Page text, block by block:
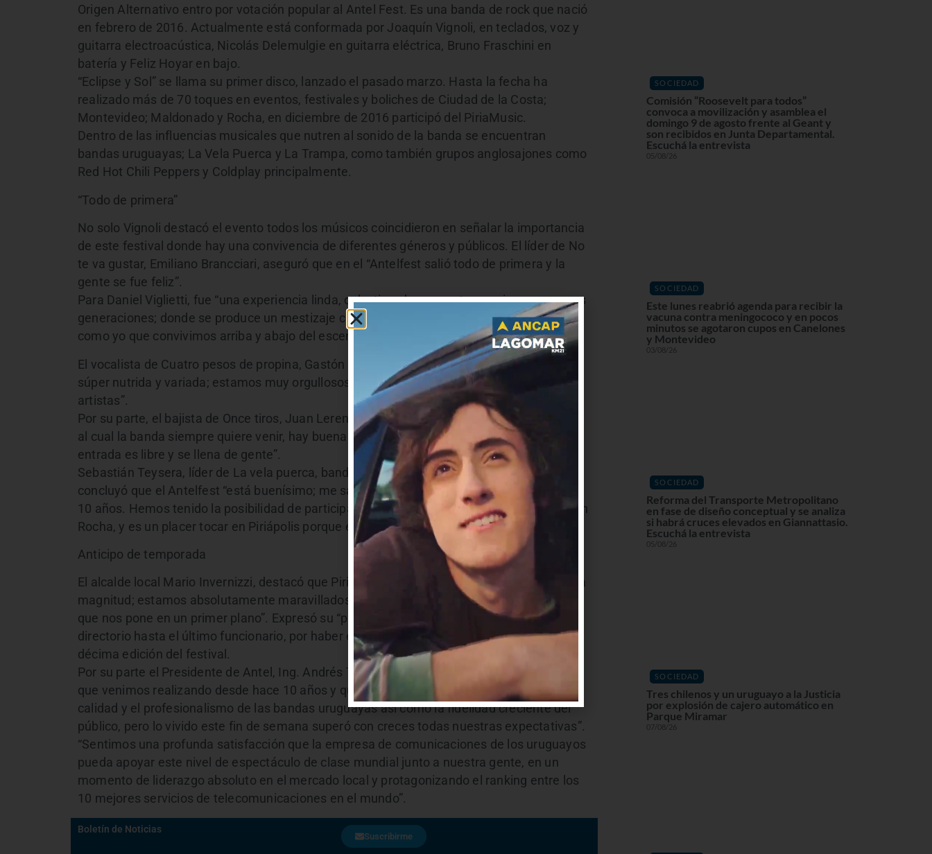
Origen Alternativo entro por votación popular al Antel Fest. Es una banda de rock que nació
en febrero de 2016. Actualmente está conformada por Joaquín Vignoli, en teclados, voz y
guitarra electroacústica, Nicolás Delemulgie en guitarra eléctrica, Bruno Fraschini en
batería y Feliz Hoyar en bajo.
“Eclipse y Sol” se llama su primer disco, lanzado el pasado marzo. Hasta la fecha ha
realizado más de 70 toques en eventos, festivales y boliches de Ciudad de la Costa;
Montevideo; Maldonado y Rocha, en diciembre de 2016 participó del PiriaMusic.
Dentro de las influencias musicales que nutren al sonido de la banda se encuentran
bandas uruguayas; La Vela Puerca y La Trampa, como también grupos anglosajones como
Red Hot Chili Peppers y Coldplay principalmente.
“Todo de primera”
No solo Vignoli destacó el evento todos los músicos coincidieron en señalar la importancia
de este festival donde hay una convivencia de diferentes géneros y públicos. El líder de No
te va gustar, Emiliano Brancciari, aseguró que en el “Antelfest salió todo de primera y la
gente se fue feliz”.
Para Daniel Viglietti, fue “una experiencia linda, colectiva, de encuentro masivo con nuevas
generaciones; donde se produce un mestizaje cultural entre los chiquilines y veteranos
como yo que convivimos arriba y abajo del escenario; viva la mezcla”.
El vocalista de Cuatro pesos de propina, Gastón Puentes, enfatizó la “grilla impresionante,
súper nutrida y variada; estamos muy orgullosos de compartir escenario con tremendos
artistas”.
Por su parte, el bajista de Once tiros, Juan Lerena, expresó que el “Antelfest es un festival
al cual la banda siempre quiere venir, hay buena producción, el escenario está increíble, la
entrada es libre y se llena de gente”.
Sebastián Teysera, líder de La vela puerca, banda que cerró la jornada del domingo,
concluyó que el Antelfest “está buenísimo; me saco el sombrero ante un festival que dura
10 años. Hemos tenido la posibilidad de participar varias veces tanto en San José como en
Rocha, y es un placer tocar en Piriápolis porque es tocar en mi casa”.
Anticipo de temporada
El alcalde local Mario Invernizzi, destacó que Piriápolis “nunca vivió un espectáculo de esta
magnitud; estamos absolutamente maravillados”. Fue un “fin de semana de fiesta total,
que nos pone en un primer plano”. Expresó su “profundo reconocimiento” a Antel, desde el
directorio hasta el último funcionario, por haber elegido a Piriápolis como locación para la
décima edición del festival.
Por su parte el Presidente de Antel, Ing. Andrés Tolosa, señaló que Antelfest es una fiesta
que venimos realizando desde hace 10 años y que en cada oportunidad nos sorprende la
calidad y el profesionalismo de las bandas uruguayas así como la fidelidad creciente del
público, pero lo vivido este fin de semana superó con creces todas nuestras expectativas”.
“Sentimos una profunda satisfacción que la empresa de comunicaciones de los uruguayos
pueda apoyar este nivel de espectáculo de clase mundial junto a nuestra gente, en un
momento de liderazgo absoluto en el mercado local y protagonizando el ranking entre los
10 mejores servicios de telecomunicaciones en el mundo”.
Boletín de Noticias
Suscribirme
SOCIEDAD
Comisión “Roosevelt para todos”
convoca a movilización y asamblea el
domingo 9 de agosto frente al Geant y
son recibidos en Junta Departamental.
Escuchá la entrevista
05/08/26
SOCIEDAD
Este lunes reabrió agenda para recibir la
vacuna contra meningococo y en pocos
minutos se agotaron cupos en Canelones
y Montevideo
03/08/26
SOCIEDAD
Reforma del Transporte Metropolitano
en fase de diseño conceptual y se analiza
si habrá cruces elevados en Giannattasio.
Escuchá la entrevista
05/08/26
SOCIEDAD
Tres chilenos y un uruguayo a la Justicia
por explosión de cajero automático en
Parque Miramar
07/08/26